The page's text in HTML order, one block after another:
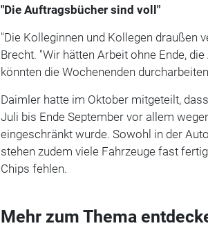
"Die Auftragsbücher sind voll"
"Die Kolleginnen und Kollegen draußen
Brecht. "Wir hätten Arbeit ohne Ende,
könnten die Wochenenden
Daimler hatte im Oktober mitgeteilt,
Juli bis Ende September vor allem
eingeschränkt wurde. Sowohl in der
stehen zudem viele Fahrzeuge fast
Chips fehlen.
Mehr zum Thema